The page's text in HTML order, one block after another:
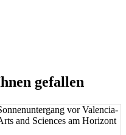
gefallen